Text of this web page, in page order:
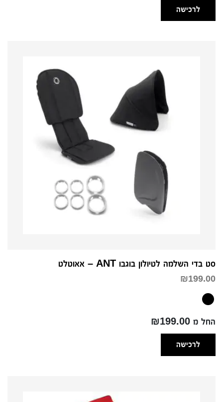
לרכישה
סט בדי השלמה לטיולון בוגבו ANT – אאוטלט
₪199.00
החל מ ₪199.00
לרכישה